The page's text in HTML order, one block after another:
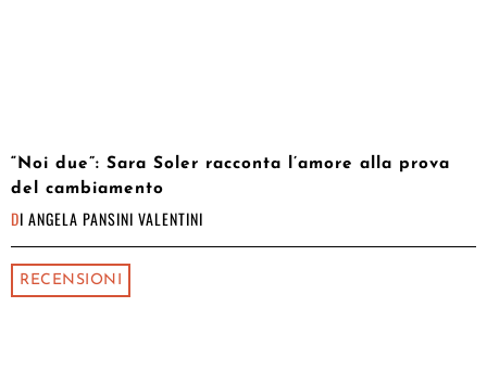
“Noi due”: Sara Soler racconta l’amore alla prova
del cambiamento
DI ANGELA PANSINI VALENTINI
RECENSIONI